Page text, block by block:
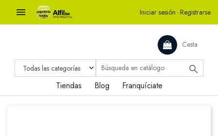
 Iniciar sesión · Registrarse
Cesta

Tiendas Blog Franquíciate